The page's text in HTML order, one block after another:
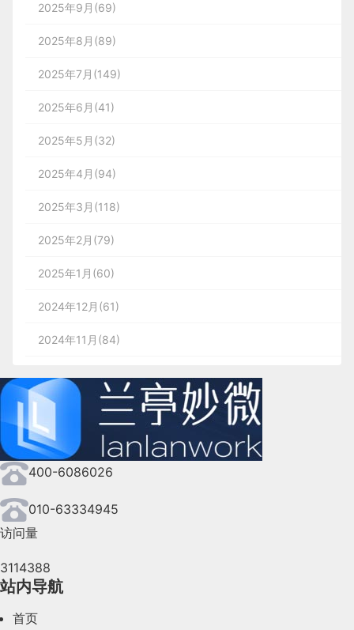
2025年9月(69)
2025年8月(89)
2025年7月(149)
2025年6月(41)
2025年5月(32)
2025年4月(94)
2025年3月(118)
2025年2月(79)
2025年1月(60)
2024年12月(61)
2024年11月(84)
2024年9月(144)
2024年8月(164)
2024年7月(107)
2024年6月(63)
2024年4月(44)
400-6086026
010-63334945
访问量
3114388
站内导航
首页